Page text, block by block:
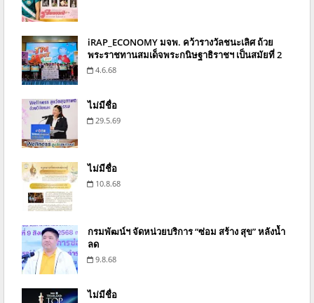
iRAP_ECONOMY มจพ. คว้ารางวัลชนะเลิศ ถ้วย
พระราชทานสมเด็จพระกนิษฐาธิราชฯ เป็นสมัยที่ 2
4.6.68
ไม่มีชื่อ
29.5.69
ไม่มีชื่อ
10.8.68
กรมพัฒน์ฯ จัดหน่วยบริการ “ซ่อม สร้าง สุข” หลังน้ำ
ลด
9.8.68
ไม่มีชื่อ